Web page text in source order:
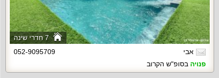
7 חדרי שינה
אבי
052-9095709
פנויה בסופ"ש הקרוב